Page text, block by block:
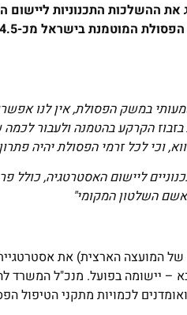
ההשלכות התכנוניות ליישום
במשק הפסולת, אין לנו
הקרקע בהטמנה ולעבור לכמה
וכי לכל זרמי הפסולת יהיה
ליישום האסטרטגיה, כולל
השלטון המקומי"
של המועצה הארצית) את
בפועל. מנכ"ל המשרד
לכמויות מתקני הטיפול